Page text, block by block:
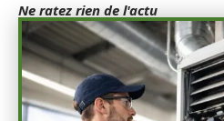
Ne ratez rien de l'actu